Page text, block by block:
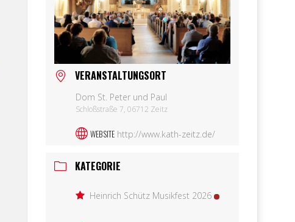
VERANSTALTUNGSORT
Dom St. Peter und Paul
Schloßstraße 7, 06712 Zeitz
WEBSITE http://www.kath-zeitz.de/
KATEGORIE
Heinrich Schütz Musikfest 2026